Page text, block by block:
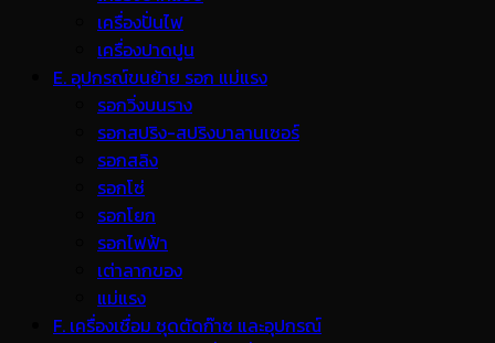
เครื่องปั่นไฟ
เครื่องปาดปูน
E. อุปกรณ์ขนย้าย รอก แม่แรง
รอกวิ่งบนราง
รอกสปริง-สปริงบาลานเซอร์
รอกสลิง
รอกโซ่
รอกโยก
รอกไฟฟ้า
เต่าลากของ
แม่แรง
F. เครื่องเชื่อม ชุดตัดก๊าซ และอุปกรณ์